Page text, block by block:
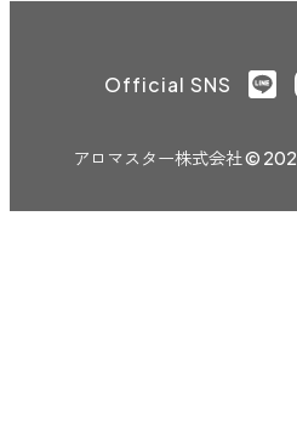
Official SNS
アロマスター株式会社©